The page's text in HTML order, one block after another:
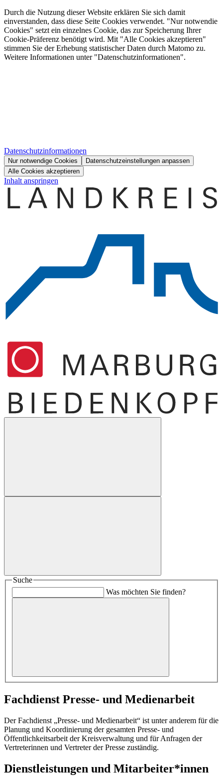
Durch die Nutzung dieser Website erklären Sie sich damit
einverstanden, dass diese Seite Cookies verwendet. "Nur notwendie
Cookies" setzt ein einzelnes Cookie, das zur Speicherung Ihrer
Cookie-Präferenz benötigt wird. Mit "Alle Cookies akzeptieren"
stimmen Sie der Erhebung statistischer Daten durch Matomo zu.
Weitere Informationen unter "Datenschutzinformationen".
Datenschutzinformationen
Nur notwendige Cookies
Datenschutzeinstellungen anpassen
Alle Cookies akzeptieren
Inhalt anspringen
Suche
Was möchten Sie finden?
Fachdienst Presse- und Medienarbeit
Der Fachdienst „Presse- und Medienarbeit“ ist unter anderem für die
Planung und Koordinierung der gesamten Presse- und
Öffentlichkeitsarbeit der Kreisverwaltung und für Anfragen der
Vertreterinnen und Vertreter der Presse zuständig.
Dienstleistungen und Mitarbeiter*innen